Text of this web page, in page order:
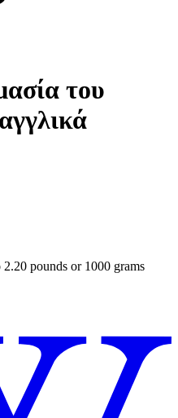
του
pounds or 1000 grams